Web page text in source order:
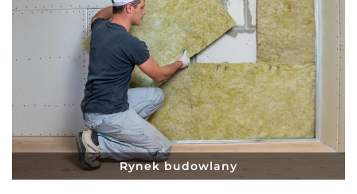
Rynek budowlany